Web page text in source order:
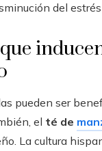
del
pueden ser
el té de
La cultura